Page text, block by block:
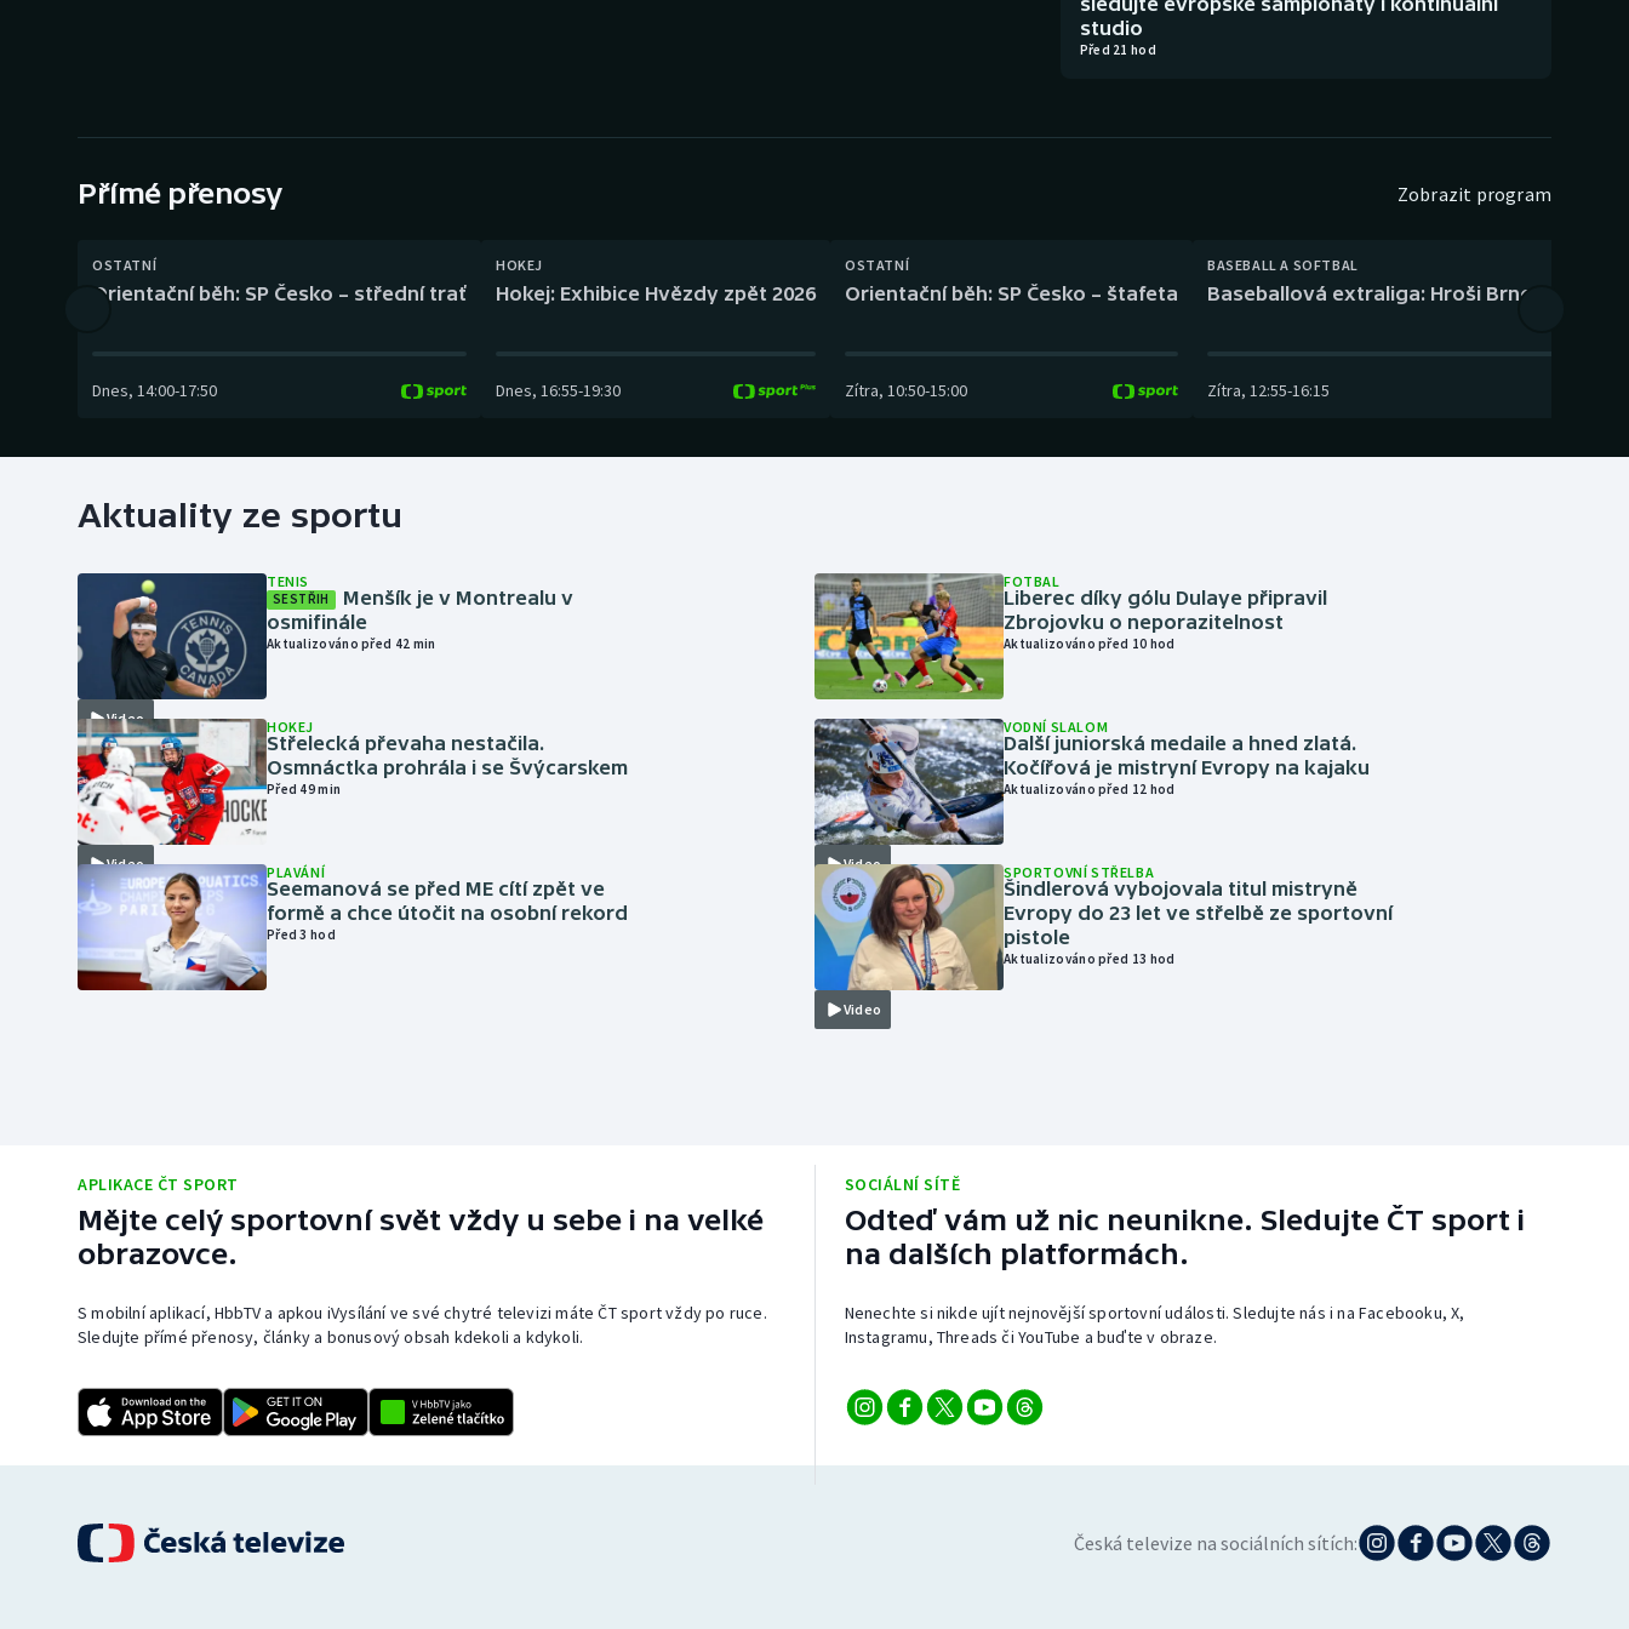
Gymnastika Plážový volejbal
studio
Před 21 hod
Přímé přenosy Zobrazit program
OSTATNÍ
Orientační běh: SP Česko – střední trať
Dnes, 14:00-17:50
HOKEJ
Hokej: Exhibice Hvězdy zpět 2026
Dnes, 16:55-19:30
OSTATNÍ
Orientační běh: SP Česko – štafeta
Zítra, 10:50-15:00
BASEBALL A SOFTBAL
Baseballová extraliga: Hroši Brno – Eagles
Zítra, 12:55-16:15
Aktuality ze sportu
Video
TENIS
SESTŘIH
Menšík je v Montrealu v
osmifinále
Aktualizováno před 42 min
Video
HOKEJ
Střelecká převaha nestačila.
Osmnáctka prohrála i se Švýcarskem
Před 49 min
PLAVÁNÍ
Seemanová se před ME cítí zpět ve
formě a chce útočit na osobní rekord
Před 3 hod
FOTBAL
Liberec díky gólu Dulaye připravil
Zbrojovku o neporazitelnost
Aktualizováno před 10 hod
Video
VODNÍ SLALOM
Další juniorská medaile a hned zlatá.
Kočířová je mistryní Evropy na kajaku
Aktualizováno před 12 hod
Video
SPORTOVNÍ STŘELBA
Šindlerová vybojovala titul mistryně
Evropy do 23 let ve střelbě ze sportovní
pistole
Aktualizováno před 13 hod
APLIKACE ČT SPORT
Mějte celý sportovní svět vždy u sebe i na velké
obrazovce.
S mobilní aplikací, HbbTV a apkou iVysílání ve své chytré televizi máte ČT sport vždy po ruce.
Sledujte přímé přenosy, články a bonusový obsah kdekoli a kdykoli.
SOCIÁLNÍ SÍTĚ
Odteď vám už nic neunikne. Sledujte ČT sport i
na dalších platformách.
Nenechte si nikde ujít nejnovější sportovní události. Sledujte nás i na Facebooku, X,
Instagramu, Threads či YouTube a buďte v obraze.
Česká televize na sociálních sítích: